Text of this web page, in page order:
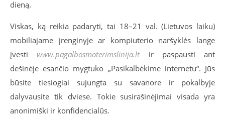
dieną.
Viskas, ką reikia padaryti, tai 18–21 val. (Lietuvos laiku)
mobiliajame įrenginyje ar kompiuterio naršyklės lange
įvesti www.pagalbosmoterimslinija.ltir paspausti ant
dešinėje esančio mygtuko „Pasikalbėkime internetu“. Jūs
būsite tiesiogiai sujungta su savanore ir pokalbyje
dalyvausite tik dviese. Tokie susirašinėjimai visada yra
anonimiški ir konfidencialūs.